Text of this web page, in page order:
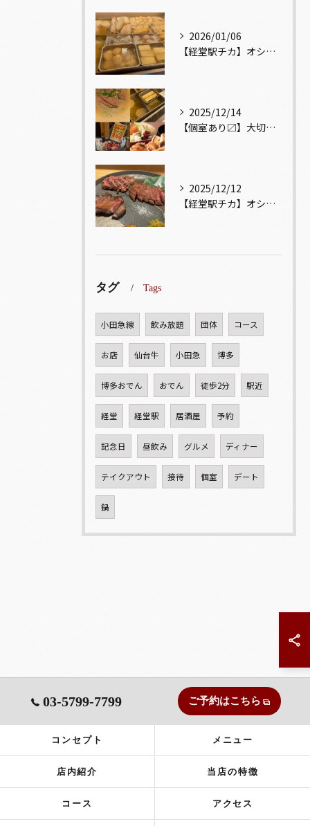
2026/01/06
【経堂駅チカ】オシャレ居酒屋🏮出汁が美味しいおでんがオススメ...
2025/12/14
【個室あり〼】大切な記念日、お祝い事でのご来店ぜひお待ちして...
2025/12/12
【経堂駅チカ】オシャレ居酒屋🏮自慢のお肉が楽しめる🐃お得なコ...
タグ Tags
小田急線 飲み放題 団体 コース
お店 仙台牛 小田急 博多
博多おでん おでん 徒歩2分 駅近
経堂 経堂駅 居酒屋 予約
記念日 昼飲み グルメ ディナー
テイクアウト 接待 個室 デート
鍋
03-5799-7799 ご予約はこちら
コンセプト メニュー
店内紹介 当店の特徴
コース アクセス